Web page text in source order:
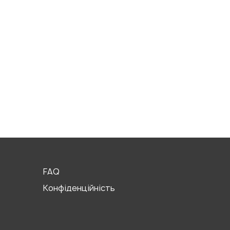
FAQ
Конфіденційність